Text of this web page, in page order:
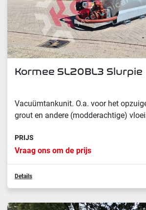
Kormee SL20BL3 Slurpie
Vacuümtankunit. O.a. voor het
grout en andere (modderachtige)
PRIJS
Vraag ons om de prijs
Details